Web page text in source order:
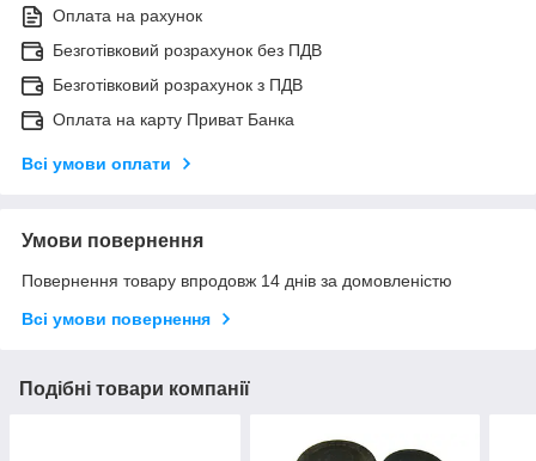
Оплата на рахунок
Безготівковий розрахунок без ПДВ
Безготівковий розрахунок з ПДВ
Оплата на карту Приват Банка
Всі умови оплати
Умови повернення
Повернення товару впродовж 14 днів за домовленістю
Всі умови повернення
Подібні товари компанії